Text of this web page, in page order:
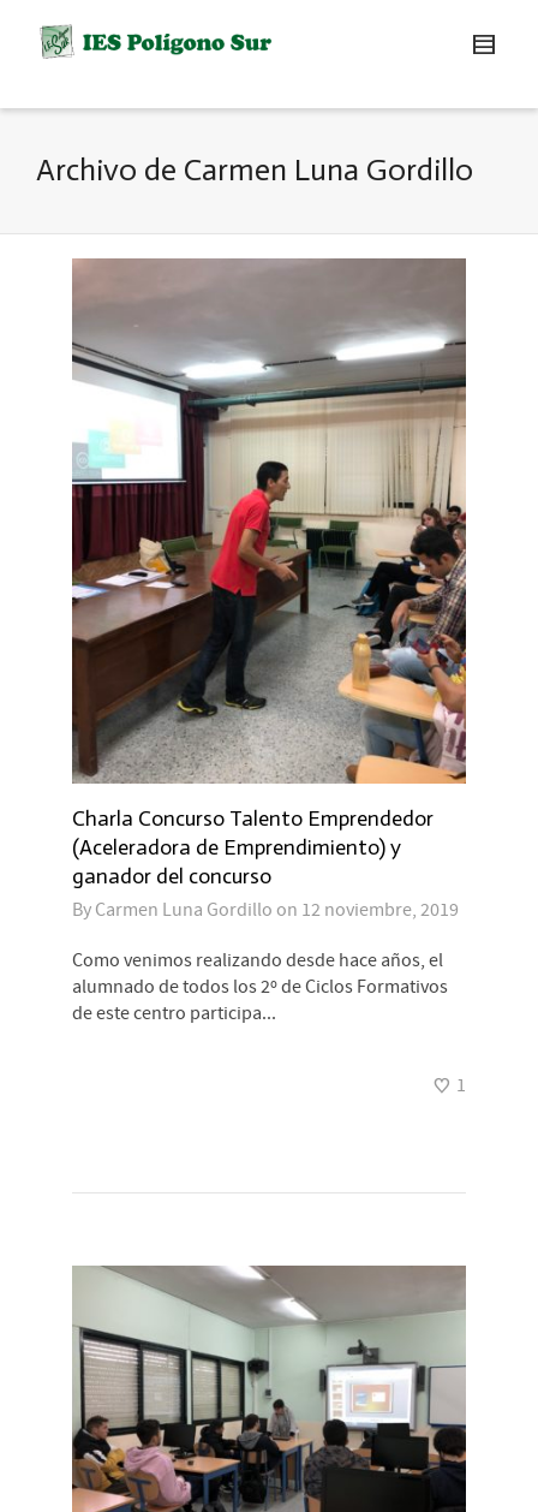
Archivo de Carmen Luna Gordillo
Charla Concurso Talento Emprendedor
(Aceleradora de Emprendimiento) y
ganador del concurso
By Carmen Luna Gordillo on 12 noviembre, 2019
Como venimos realizando desde hace años, el
alumnado de todos los 2º de Ciclos Formativos
de este centro participa...
1